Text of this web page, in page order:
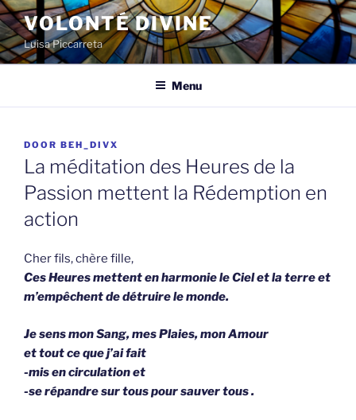
Spring
naar
de
inhoud
VOLONTÉ DIVINE
Luisa Piccarreta
Menu
GEPLAATST
OP
DOOR BEH_DIVX
La méditation des Heures de la
Passion mettent la Rédemption en
action
Cher fils, chère fille,
Ces Heures mettent en harmonie le Ciel et la terre et
m’empêchent de détruire le monde.
Je sens mon Sang, mes Plaies, mon Amour
et tout ce que j’ai fait
-mis en circulation et
-se répan­dre sur tous pour sauver tous .